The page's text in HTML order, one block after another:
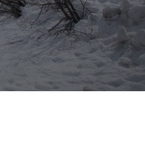
Mai